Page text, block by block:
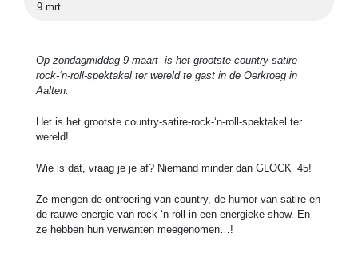
9 mrt
Op zondagmiddag 9 maart is het grootste country-satire-
rock-‘n-roll-spektakel ter wereld te gast in de Oerkroeg in
Aalten.
Het is het grootste country-satire-rock-‘n-roll-spektakel ter
wereld!
Wie is dat, vraag je je af? Niemand minder dan GLOCK ’45!
Ze mengen de ontroering van country, de humor van satire en
de rauwe energie van rock-‘n-roll in een energieke show. En
ze hebben hun verwanten meegenomen…!